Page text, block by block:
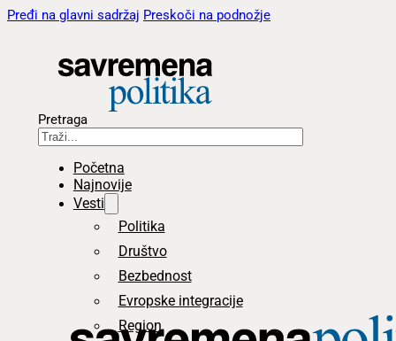
Pređi na glavni sadržaj Preskoči na podnožje
Pretraga
Početna
Najnovije
Vesti
Politika
Društvo
Bezbednost
Evropske integracije
Region